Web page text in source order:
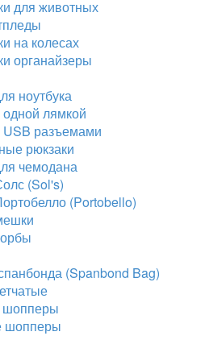
для животных
на колесах
органайзеры
ноутбука
одной лямкой
USB разъемами
рюкзаки
чемодана
(Sol's)
(Portobello)
(Spanbond Bag)
шопперы
шопперы